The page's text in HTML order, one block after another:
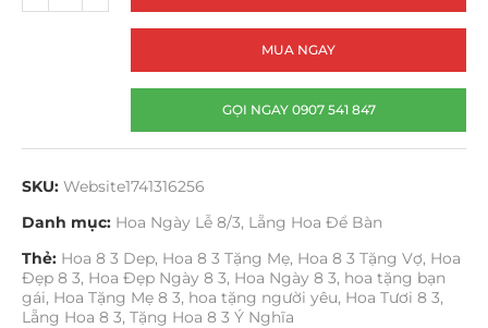
MUA NGAY
GỌI NGAY 0907 541 847
SKU: Website1741316256
Danh mục: Hoa Ngày Lễ 8/3, Lẵng Hoa Để Bàn
Thẻ: Hoa 8 3 Dep, Hoa 8 3 Tặng Mẹ, Hoa 8 3 Tặng Vợ, Hoa
Đẹp 8 3, Hoa Đẹp Ngày 8 3, Hoa Ngày 8 3, hoa tặng bạn
gái, Hoa Tặng Mẹ 8 3, hoa tặng người yêu, Hoa Tươi 8 3,
Lẵng Hoa 8 3, Tặng Hoa 8 3 Ý Nghĩa